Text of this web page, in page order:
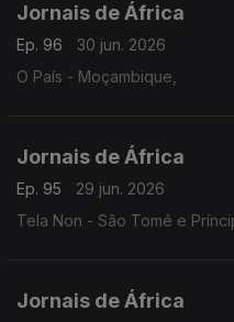
Jornais de África
Ep. 96
30 jun. 2026
O País - Moçambique,
Jornais de África
Ep. 95
29 jun. 2026
Tela Non - São Tomé e
Jornais de África